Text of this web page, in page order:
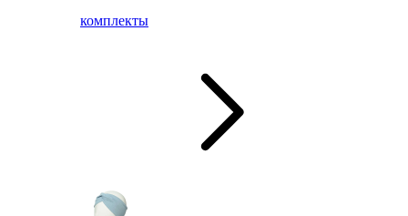
комплекты